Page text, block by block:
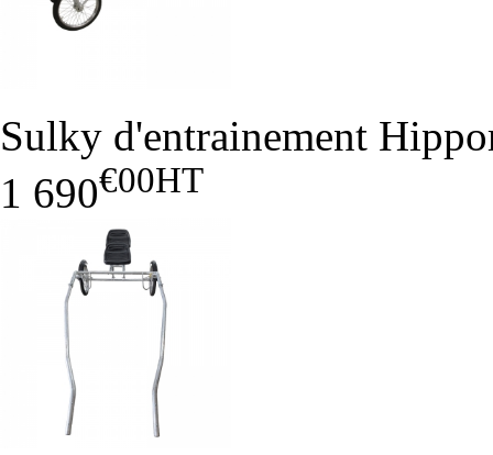
Sulky d'entrainement
1 690€00HT